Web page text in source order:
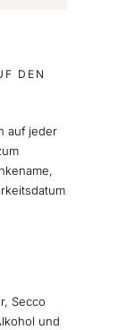
DEN
auf jeder
Secco
und